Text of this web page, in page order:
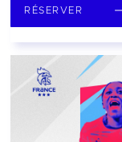
RÉSERVER